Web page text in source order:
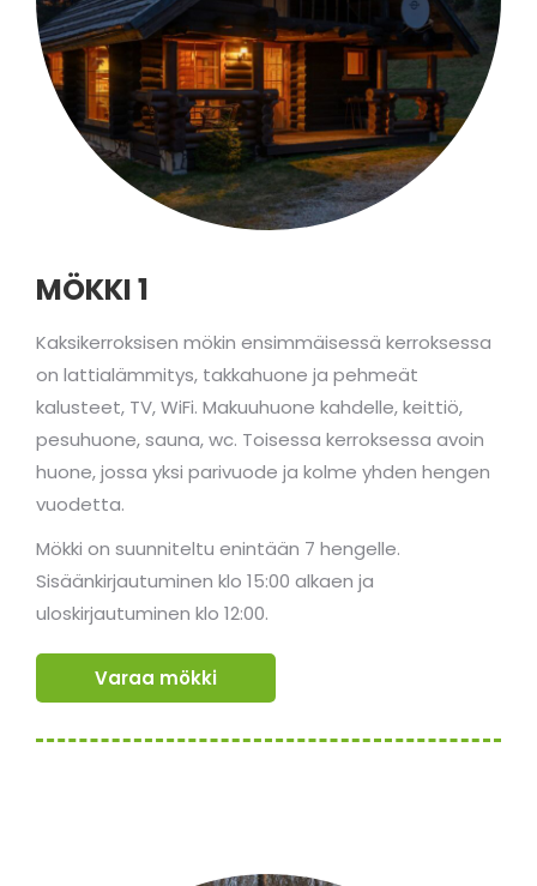
MÖKKI 1
Kaksikerroksisen mökin ensimmäisessä kerroksessa
on lattialämmitys, takkahuone ja pehmeät
kalusteet, TV, WiFi. Makuuhuone kahdelle, keittiö,
pesuhuone, sauna, wc. Toisessa kerroksessa avoin
huone, jossa yksi parivuode ja kolme yhden hengen
vuodetta.
Mökki on suunniteltu enintään 7 hengelle.
Sisäänkirjautuminen klo 15:00 alkaen ja
uloskirjautuminen klo 12:00.
Varaa mökki